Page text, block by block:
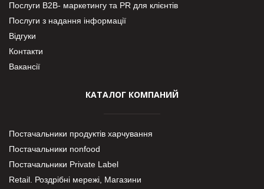
Послуги В2В- маркетингу та PR для клієнтів
Послуги з надання інформації
Відгуки
Контакти
Вакансії
КАТАЛОГ КОМПАНИЙ
Постачальники продуктів харчування
Постачальники nonfood
Постачальники Private Label
Retail. Роздрібні мережі, Магазини